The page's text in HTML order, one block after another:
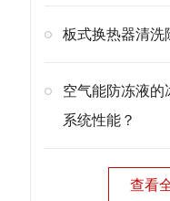
板式换热器清洗
空气能防冻液的
系统性能？
查看